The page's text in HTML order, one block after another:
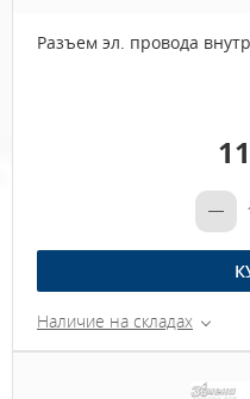
Разъем эл. провода
Наличие на складах